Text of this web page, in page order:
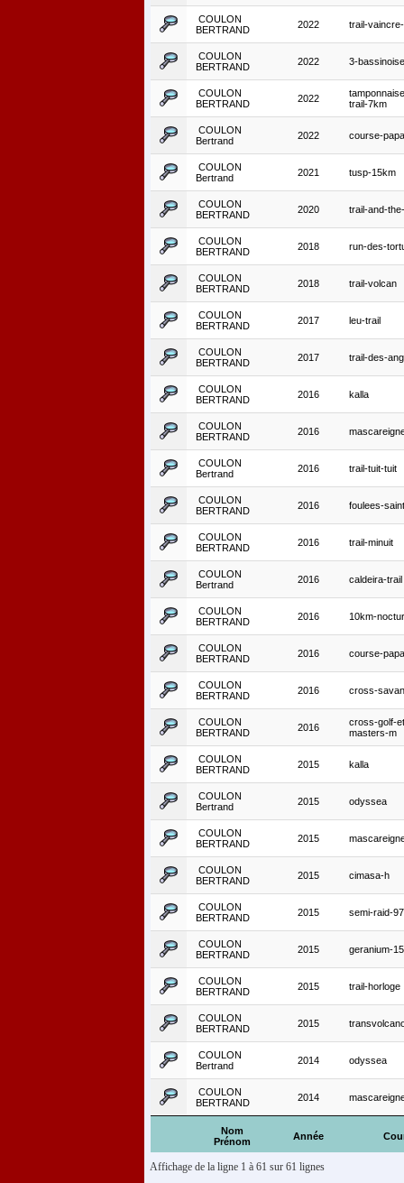
Nom
Prénom
Année
COULON
BERTRAND
2022 trail-
COULON
BERTRAND
2022 3-
COULON
BERTRAND
2022
trail-7km
COULON
Bertrand
2022 course-
COULON
Bertrand
2021 tusp-15km
COULON
BERTRAND
2020 trail-and-
COULON
BERTRAND
2018 run-des-
COULON
BERTRAND
2018 trail-volcan
COULON
BERTRAND
2017 leu-trail
COULON
BERTRAND
2017 trail-des-
COULON
BERTRAND
2016 kalla
COULON
BERTRAND
2016
COULON
Bertrand
2016 trail-tuit-tuit
COULON
BERTRAND
2016 foulees-
COULON
BERTRAND
2016 trail-minuit
COULON
Bertrand
2016 caldeira-trail
COULON
BERTRAND
2016 10km-
COULON
BERTRAND
2016 course-
COULON
BERTRAND
2016 cross-
COULON
BERTRAND
2016
cross-golf-
masters-m
COULON
BERTRAND
2015 kalla
COULON
Bertrand
2015 odyssea
COULON
BERTRAND
2015
COULON
BERTRAND
2015 cimasa-h
COULON
BERTRAND
2015 semi-raid-
COULON
BERTRAND
2015 geranium-
COULON
BERTRAND
2015 trail-horloge
COULON
BERTRAND
2015
COULON
Bertrand
2014 odyssea
COULON
BERTRAND
2014
Affichage de la ligne 1 à 61 sur 61 lignes